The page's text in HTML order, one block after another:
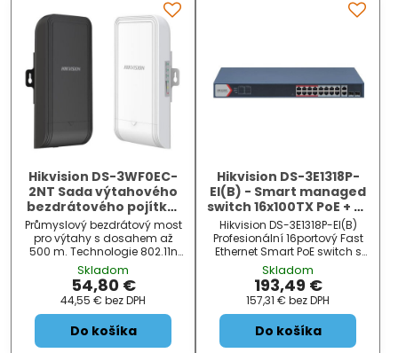
Hikvision DS-3WF0EC-
2NT Sada výtahového
bezdrátového pojítka;
propustnost 300Mbps;
dosah 500m
Průmyslový bezdrátový most
pro výtahy s dosahem až
500 m. Technologie 802.11n
300 Mbps, integrované 7dBi
MIMO antény 2×2, krytí IP55,
pracovní teplota -30 až +70
°C. Ideální pro přenos HD
videa ve výtazích,
visualizovaná topologie,
real-time alarmy.
Skladom
54,80 €
44,55 € bez DPH
Do košíka
Hikvision DS-3E1318P-
EI(B) - Smart managed
switch 16x100TX PoE + 2x
Gb Uplink Combo port,
230W, Super PoE-
dosah až 300m
Hikvision DS-3E1318P-EI(B)
Profesionální 16portový Fast
Ethernet Smart PoE switch s
pokročilou správou sítě.
Hikvision DS-3E1318P-EI (B) je
výkonný smart managed
switch navržený pro snadnou
implementaci a správu
dohledových systémů....
Skladom
193,49 €
157,31 € bez DPH
Do košíka